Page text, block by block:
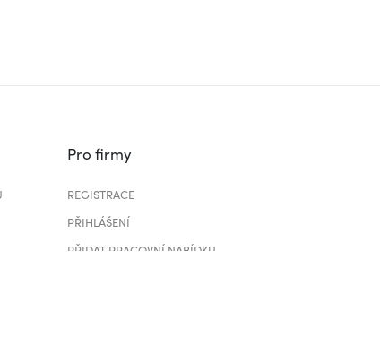
Pro firmy
REGISTRACE
PŘIHLÁŠENÍ
PŘIDAT PRACOVNÍ NABÍDKU